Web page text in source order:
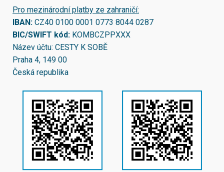
Pro mezinárodní platby ze zahraničí:
IBAN: CZ40 0100 0001 0773 8044 0287
BIC/SWIFT kód: KOMBCZPPXXX
Název účtu: CESTY K SOBĚ
Praha 4, 149 00
Česká republika